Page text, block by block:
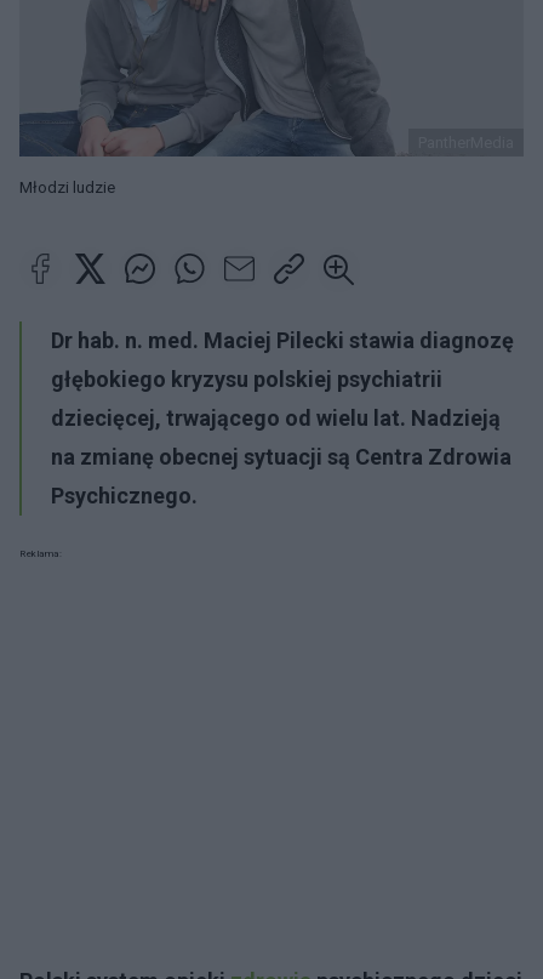
Młodzi ludzie
Dr hab. n. med. Maciej Pilecki stawia diagnozę
głębokiego kryzysu polskiej psychiatrii
dziecięcej, trwającego od wielu lat. Nadzieją
na zmianę obecnej sytuacji są Centra Zdrowia
Psychicznego.
Reklama: